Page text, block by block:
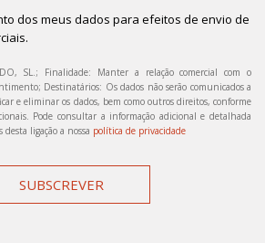
dos meus dados para efeitos de envio de
SL.; Finalidade: Manter a relação comercial com o
Destinatários: Os dados não serão comunicados a
e eliminar os dados, bem como outros direitos, conforme
Pode consultar a informação adicional e detalhada
desta ligação a nossa política de privacidade
SUBSCREVER